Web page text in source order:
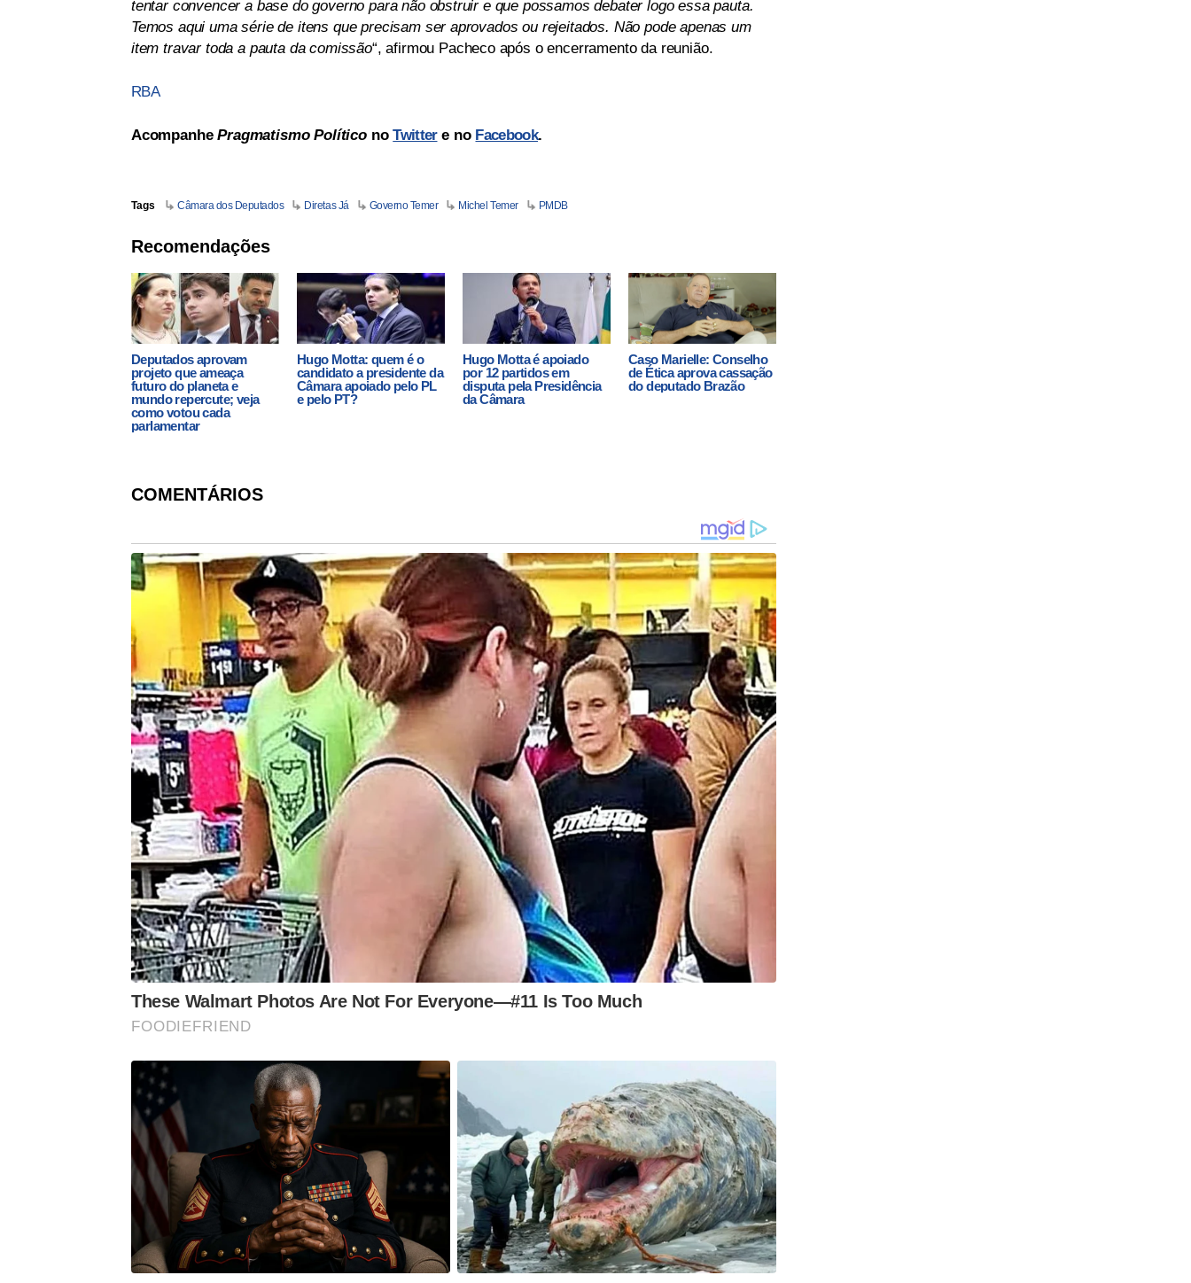
tentar convencer a base do governo para não obstruir e que possamos debater logo essa pauta.
Temos aqui uma série de itens que precisam ser aprovados ou rejeitados. Não pode apenas um
item travar toda a pauta da comissão“, afirmou Pacheco após o encerramento da reunião.
RBA
AcompanhePragmatismo PolíticonoTwittere no Facebook.
Tags Câmara dos Deputados Diretas Já Governo Temer Michel Temer PMDB
Recomendações
Deputados aprovam
projeto que ameaça
futuro do planeta e
mundo repercute; veja
como votou cada
parlamentar
Hugo Motta: quem é o
candidato a presidente da
Câmara apoiado pelo PL
e pelo PT?
Hugo Motta é apoiado
por 12 partidos em
disputa pela Presidência
da Câmara
Caso Marielle: Conselho
de Ética aprova cassação
do deputado Brazão
COMENTÁRIOS